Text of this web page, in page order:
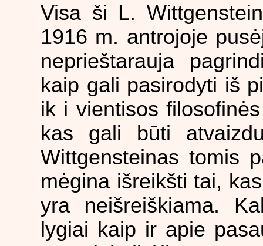
Visa ši L.
1916 m. antrojoje
neprieštarauja
kaip gali pasirodyti iš
ik i vientisos
kas gali būti
Wittgensteinas tomis
mėgina išreikšti tai,
yra neišreiškiama.
lygiai kaip ir apie